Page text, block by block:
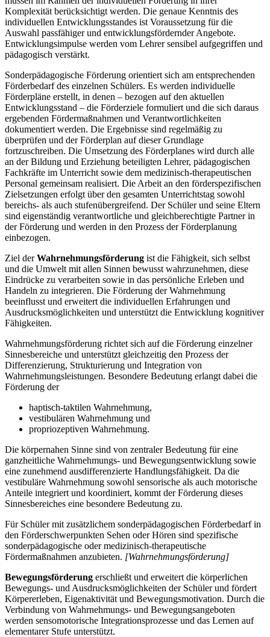
Komplexität berücksichtigt werden. Die genaue Kenntnis des
individuellen Entwicklungsstandes ist Voraussetzung für die
Auswahl passfähiger und entwicklungsfördernder Angebote.
Entwicklungsimpulse werden vom Lehrer sensibel aufgegriffen und
pädagogisch verstärkt.
Sonderpädagogische Förderung orientiert sich am entsprechenden
Förderbedarf des einzelnen Schülers. Es werden individuelle
Förderpläne erstellt, in denen – bezogen auf den aktuellen
Entwicklungsstand – die Förderziele formuliert und die sich daraus
ergebenden Fördermaßnahmen und Verantwortlichkeiten
dokumentiert werden. Die Ergebnisse sind regelmäßig zu
überprüfen und der Förderplan auf dieser Grundlage
fortzuschreiben. Die Umsetzung des Förderplanes wird durch alle
an der Bildung und Erziehung beteiligten Lehrer, pädagogischen
Fachkräfte im Unterricht sowie dem medizinisch-therapeutischen
Personal gemeinsam realisiert. Die Arbeit an den förderspezifischen
Zielsetzungen erfolgt über den gesamten Unterrichtstag sowohl
bereichs- als auch stufenübergreifend. Der Schüler und seine Eltern
sind eigenständig verantwortliche und gleichberechtigte Partner in
der Förderung und werden in den Prozess der Förderplanung
einbezogen.
Ziel derWahrnehmungsförderung ist die Fähigkeit, sich selbst
und die Umwelt mit allen Sinnen bewusst wahrzunehmen, diese
Eindrücke zu verarbeiten sowie in das persönliche Erleben und
Handeln zu integrieren. Die Förderung der Wahrnehmung
beeinflusst und erweitert die individuellen Erfahrungen und
Ausdrucksmöglichkeiten und unterstützt die Entwicklung kognitiver
Fähigkeiten.
Wahrnehmungsförderung richtet sich auf die Förderung einzelner
Sinnesbereiche und unterstützt gleichzeitig den Prozess der
Differenzierung, Strukturierung und Integration von
Wahrnehmungsleistungen. Besondere Bedeutung erlangt dabei die
Förderung der
haptisch-taktilen Wahrnehmung,
vestibulären Wahrnehmung und
propriozeptiven Wahrnehmung.
Die körpernahen Sinne sind von zentraler Bedeutung für eine
ganzheitliche Wahrnehmungs- und Bewegungsentwicklung sowie
eine zunehmend ausdifferenzierte Handlungsfähigkeit. Da die
vestibuläre Wahrnehmung sowohl sensorische als auch motorische
Anteile integriert und koordiniert, kommt der Förderung dieses
Sinnesbereiches eine besondere Bedeutung zu.
Für Schüler mit zusätzlichem sonderpädagogischen Förderbedarf in
den Förderschwerpunkten Sehen oder Hören sind spezifische
sonderpädagogische oder medizinisch-therapeutische
Fördermaßnahmen anzubieten. [Wahrnehmungsförderung]
Bewegungsförderung erschließt und erweitert die körperlichen
Bewegungs- und Ausdrucksmöglichkeiten der Schüler und fördert
Körpererleben, Eigenaktivität und Bewegungsmotivation. Durch die
Verbindung von Wahrnehmungs- und Bewegungsangeboten
werden sensomotorische Integrationsprozesse und das Lernen auf
elementarer Stufe unterstützt.